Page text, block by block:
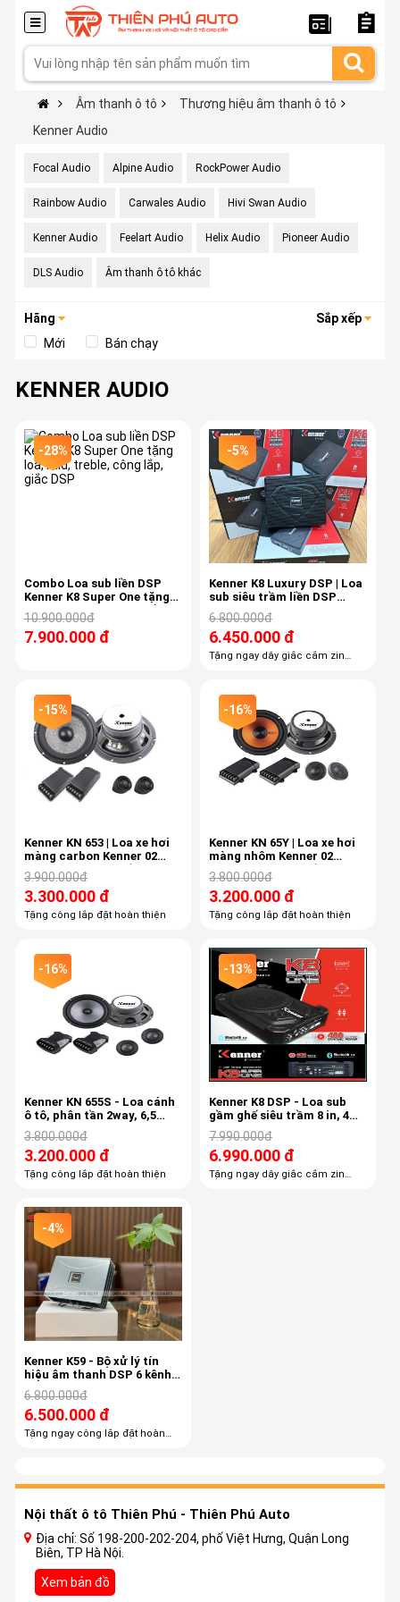
Âm thanh ô tô
Thương hiệu âm thanh ô tô
Kenner Audio
Focal Audio Alpine Audio RockPower Audio
Rainbow Audio Carwales Audio Hivi Swan Audio
Kenner Audio Feelart Audio Helix Audio Pioneer Audio
DLS Audio Âm thanh ô tô khác
Hãng
Sắp xếp
Mới
Bán chạy
KENNER AUDIO
-28%
Combo Loa sub liền DSP
Kenner K8 Super One tặng
loa, mid, treble, công lắp,
giắc DSP
10.900.000đ
7.900.000 đ
-5%
Kenner K8 Luxury DSP | Loa
sub siêu trầm liền DSP
Kenner, 4 kênh âm ly
6.800.000đ
6.450.000 đ
Tặng ngay dây giắc cắm zin
-15%
Kenner KN 653 | Loa xe hơi
màng carbon Kenner 02
wooffer , 02 phân tần, 02
tweeter
3.900.000đ
3.300.000 đ
Tặng công lắp đặt hoàn thiện
-16%
Kenner KN 65Y | Loa xe hơi
màng nhôm Kenner 02
wooffer , 02 phân tần, 02
tweeter
3.800.000đ
3.200.000 đ
Tặng công lắp đặt hoàn thiện
-16%
Kenner KN 655S - Loa cánh
ô tô, phân tần 2way, 6,5
inch, 90db
3.800.000đ
3.200.000 đ
Tặng công lắp đặt hoàn thiện
-13%
Kenner K8 DSP - Loa sub
gầm ghế siêu trầm 8 in, 4
kênh âm ly, DSP 6 kênh
7.990.000đ
6.990.000 đ
Tặng ngay dây giắc cắm zin
-4%
Kenner K59 - Bộ xử lý tín
hiệu âm thanh DSP 6 kênh
âmly, 8 kênh DSP
6.800.000đ
6.500.000 đ
Tặng ngay công lắp đặt hoàn
cao cấp.
Nội thất ô tô Thiên Phú - Thiên Phú Auto
Địa chỉ: Số 198-200-202-204, phố Việt Hưng, Quận Long
Biên, TP Hà Nội.
Xem bản đồ